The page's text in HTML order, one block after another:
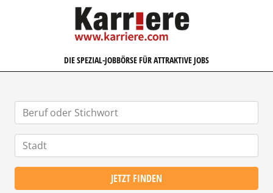
KARRIERE.COM
DIE SPEZIAL-JOBBÖRSE FÜR ATTRAKTIVE JOBS
JETZT FINDEN